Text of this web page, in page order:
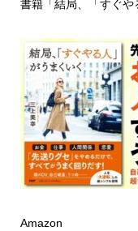
書籍「結局、「すぐや
Amazon